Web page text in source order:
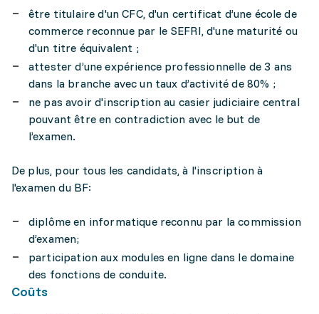
être titulaire d'un CFC, d'un certificat d’une école de
commerce reconnue par le SEFRI, d'une maturité ou
d'un titre équivalent ;
attester d’une expérience professionnelle de 3 ans
dans la branche avec un taux d’activité de 80% ;
ne pas avoir d'inscription au casier judiciaire central
pouvant être en contradiction avec le but de
l’examen.
De plus, pour tous les candidats, à l'inscription à
l'examen du BF:
diplôme en informatique reconnu par la commission
d’examen;
participation aux modules en ligne dans le domaine
des fonctions de conduite.
Coûts